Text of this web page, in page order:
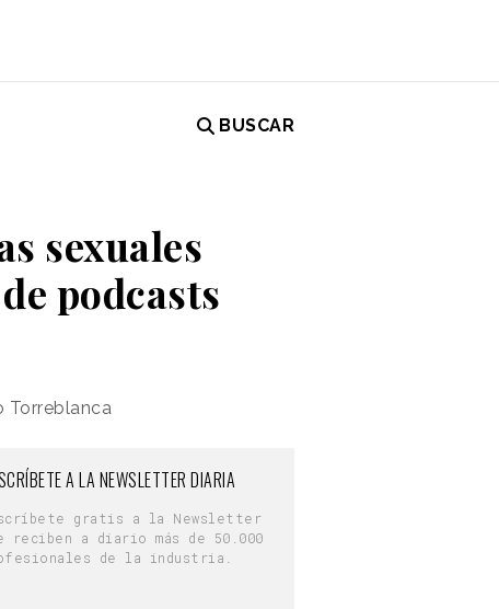
BUSCAR
sexuales
podcasts
Torreblanca
A LA NEWSLETTER DIARIA
gratis a la Newsletter
reciben a diario más de 50.000
de la industria.